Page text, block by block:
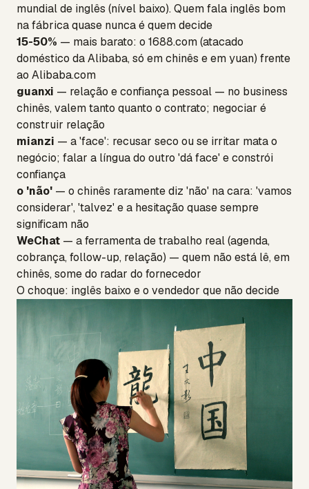
mundial de inglês (nível baixo). Quem fala inglês bom
na fábrica quase nunca é quem decide
15-50% — mais barato: o 1688.com (atacado
doméstico da Alibaba, só em chinês e em yuan) frente
ao Alibaba.com
guanxi — relação e confiança pessoal — no business
chinês, valem tanto quanto o contrato; negociar é
construir relação
mianzi — a 'face': recusar seco ou se irritar mata o
negócio; falar a língua do outro 'dá face' e constrói
confiança
o 'não' — o chinês raramente diz 'não' na cara: 'vamos
considerar', 'talvez' e a hesitação quase sempre
significam não
WeChat — a ferramenta de trabalho real (agenda,
cobrança, follow-up, relação) — quem não está lê, em
chinês, some do radar do fornecedor
O choque: inglês baixo e o vendedor que não decide